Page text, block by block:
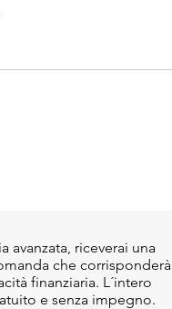
avanzata, riceverai una
che corrisponderà
finanziaria. L´intero
e senza impegno.